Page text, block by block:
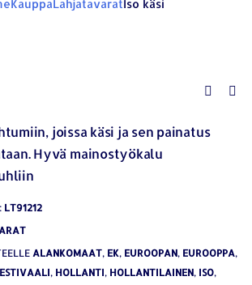
KauppaLahjatavaratIso käsi
joissa käsi ja sen painatus
Hyvä mainostyökalu
LT91212
ALANKOMAAT, EK, EUROOPAN, EUROOPPA,
, HOLLANTI, HOLLANTILAINEN, ISO,